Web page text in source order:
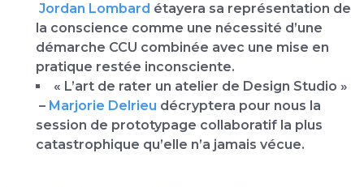
Jordan Lombard étayera sa représentation de
la conscience comme une nécessité d’une
démarche CCU combinée avec une mise en
pratique restée inconsciente.
« L’art de rater un atelier de Design Studio »
– Marjorie Delrieu décryptera pour nous la
session de prototypage collaboratif la plus
catastrophique qu’elle n’a jamais vécue.